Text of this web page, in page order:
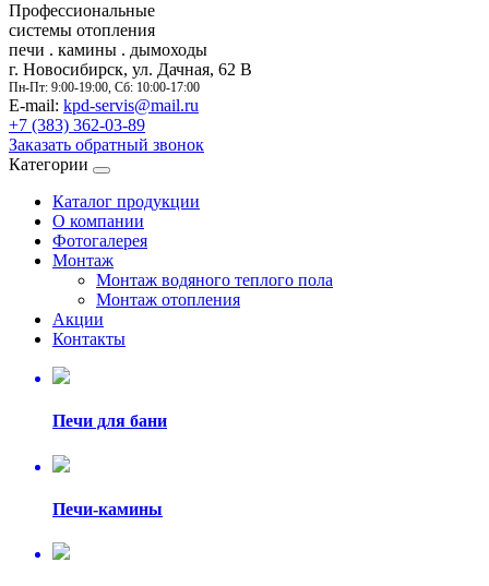
Профессиональные
системы отопления
печи . камины . дымоходы
г. Новосибирск, ул. Дачная, 62 В
Пн-Пт: 9:00-19:00, Сб: 10:00-17:00
E-mail: kpd-servis@mail.ru
+7 (383) 362-03-89
Заказать обратный звонок
Категории
Каталог продукции
О компании
Фотогалерея
Монтаж
Монтаж водяного теплого пола
Монтаж отопления
Акции
Контакты
Печи для бани
Печи-камины